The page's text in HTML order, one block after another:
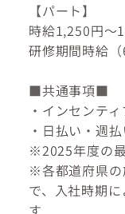
【パート】
時給1,250円～
研修期間時給
■共通事項■
・インセンテ
・日払い・週
※2025年度の
※各都道府県の
で、入社時期